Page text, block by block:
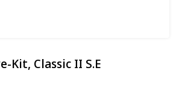
Kit, Classic II S.E